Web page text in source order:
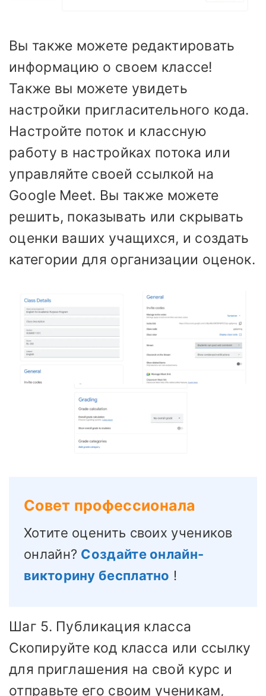
Вы также можете редактировать
информацию о своем классе!
Также вы можете увидеть
настройки пригласительного кода.
Настройте поток и классную
работу в настройках потока или
управляйте своей ссылкой на
Google Meet. Вы также можете
решить, показывать или скрывать
оценки ваших учащихся, и создать
категории для организации оценок.
Совет профессионала
Хотите оценить своих учеников
онлайн? Создайте онлайн-
викторину бесплатно !
Шаг 5. Публикация класса
Скопируйте код класса или ссылку
для приглашения на свой курс и
отправьте его своим ученикам,